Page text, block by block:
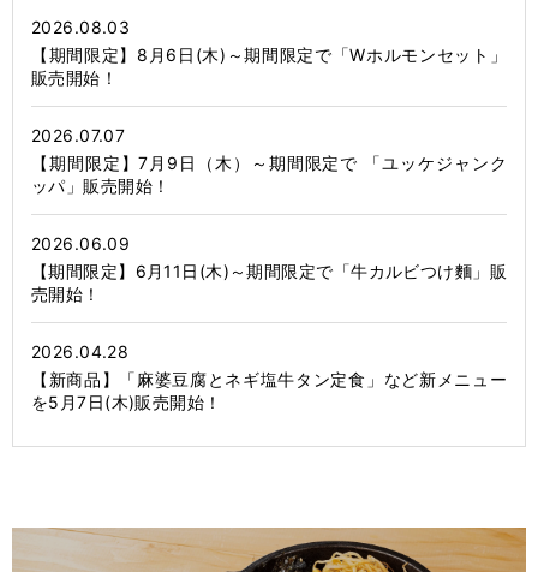
2026.08.03
【期間限定】8月6日(木)～期間限定で「Wホルモンセット」
販売開始！
2026.07.07
【期間限定】7月9日（木）～期間限定で 「ユッケジャンク
ッパ」販売開始！
2026.06.09
【期間限定】6月11日(木)～期間限定で「牛カルビつけ麵」販
売開始！
2026.04.28
【新商品】「麻婆豆腐とネギ塩牛タン定食」など新メニュー
を5月7日(木)販売開始！